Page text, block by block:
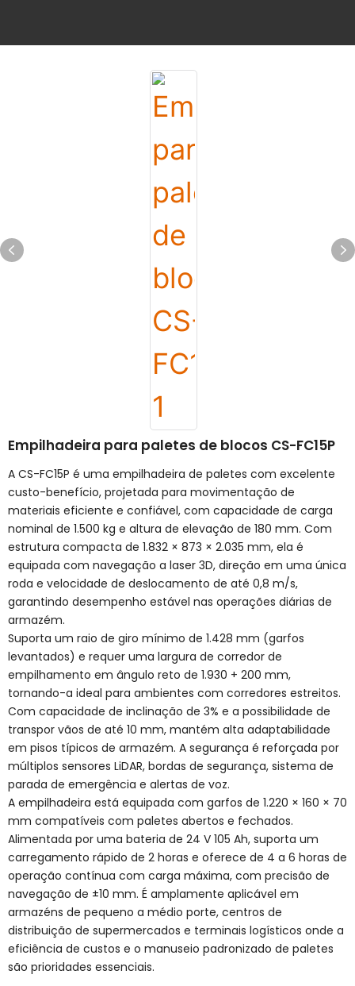
Empilhadeira para paletes de blocos CS-FC15P
A CS-FC15P é uma empilhadeira de paletes com excelente
custo-benefício, projetada para movimentação de
materiais eficiente e confiável, com capacidade de carga
nominal de 1.500 kg e altura de elevação de 180 mm. Com
estrutura compacta de 1.832 × 873 × 2.035 mm, ela é
equipada com navegação a laser 3D, direção em uma única
roda e velocidade de deslocamento de até 0,8 m/s,
garantindo desempenho estável nas operações diárias de
armazém.
Suporta um raio de giro mínimo de 1.428 mm (garfos
levantados) e requer uma largura de corredor de
empilhamento em ângulo reto de 1.930 + 200 mm,
tornando-a ideal para ambientes com corredores estreitos.
Com capacidade de inclinação de 3% e a possibilidade de
transpor vãos de até 10 mm, mantém alta adaptabilidade
em pisos típicos de armazém. A segurança é reforçada por
múltiplos sensores LiDAR, bordas de segurança, sistema de
parada de emergência e alertas de voz.
A empilhadeira está equipada com garfos de 1.220 × 160 × 70
mm compatíveis com paletes abertos e fechados.
Alimentada por uma bateria de 24 V 105 Ah, suporta um
carregamento rápido de 2 horas e oferece de 4 a 6 horas de
operação contínua com carga máxima, com precisão de
navegação de ±10 mm. É amplamente aplicável em
armazéns de pequeno a médio porte, centros de
distribuição de supermercados e terminais logísticos onde a
eficiência de custos e o manuseio padronizado de paletes
são prioridades essenciais.